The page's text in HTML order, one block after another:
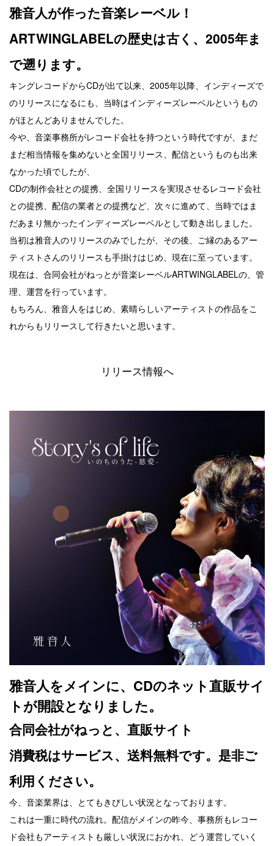
雅音人が作った音楽レーベル！
ARTWINGLABELの歴史は古く、2005年ま
で遡ります。
キングレコードからCDが出て以来、2005年以降、インディーズで
のリリースになるにも、当時はインディーズレーベルというもの
がほとんどありませんでした。
今や、音楽事務所がレコード会社を持つという時代ですが、まだ
まだ相当情報を集めないと全国リリース、配信というものも出来
なかった頃でしたが、
CDの制作会社との提携、全国リリースを実現させるレコード会社
との提携、配信の業者との提携など、次々に進めて、当時ではま
だあまり無かったインディーズレーベルとして動き出しました。
当初は雅音人のリリースのみでしたが、その後、ご縁のあるアー
ティストさんのリリースも手掛けはじめ、現在に至っています。
現在は、合同会社がねっとが音楽レーベルARTWINGLABELの、管
理、運営を行っています。
もちろん、雅音人をはじめ、素晴らしいアーティストの作品をこ
れからもリリースして行きたいと思います。
リリース情報へ
雅音人をメインに、CDのネット直販サイ
トが開設となりました。
合同会社がねっと、直販サイト
消費税はサービス、送料無料です。是非ご
利用ください。
今、音楽業界は、とてもきびしい状況となっております。
これは一重に時代の流れ。配信がメインの昨今、事務所もレコー
ド会社もアーティストも厳しい状況におかれ、どう運営していく